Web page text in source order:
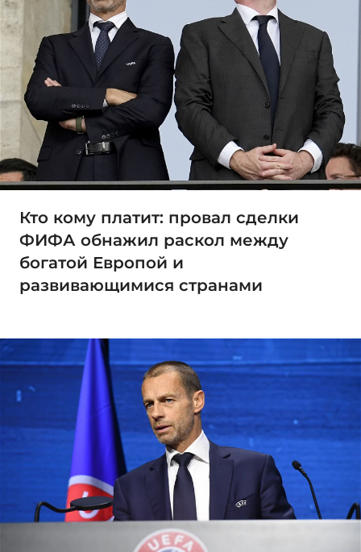
Кто кому платит: провал сделки
ФИФА обнажил раскол между
богатой Европой и
развивающимися странами